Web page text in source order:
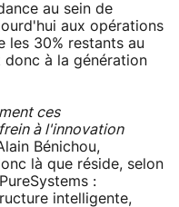
au sein de
aux opérations
les 30% restants au
à la génération
ces
à l'innovation
Bénichou,
là que réside, selon
:
intelligente,